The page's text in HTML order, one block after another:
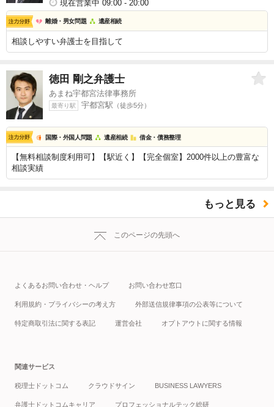
現在営業中 09:00 - 20:00
離婚・男女問題 遺産相続
相談しやすい弁護士を目指して
徳田 剛之弁護士
あまね宇都宮法律事務所
最寄り駅 宇都宮駅 （徒歩5分）
国際・外国人問題 遺産相続 借金・債務整理
【無料相談制度利用可】【駅近く】【完全個室】2000件以上の豊富な
相談実績
もっと見る
このページの先頭へ
よくあるお問い合わせ・ヘルプ お問い合わせ窓口
利用規約・プライバシーの考え方 外部送信規律事項の公表等について
特定商取引法に関する表記 運営会社 オプトアウトに関する情報
関連サービス
税理士ドットコム クラウドサイン BUSINESS LAWYERS
弁護士ドットコムキャリア プロフェッショナルテック総研